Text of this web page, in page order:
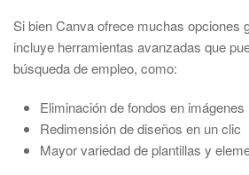
Si bien Canva ofrece muchas opciones
incluye herramientas avanzadas que
búsqueda de empleo, como:
Eliminación de fondos en imágenes
Redimensión de diseños en un clic
Mayor variedad de plantillas y